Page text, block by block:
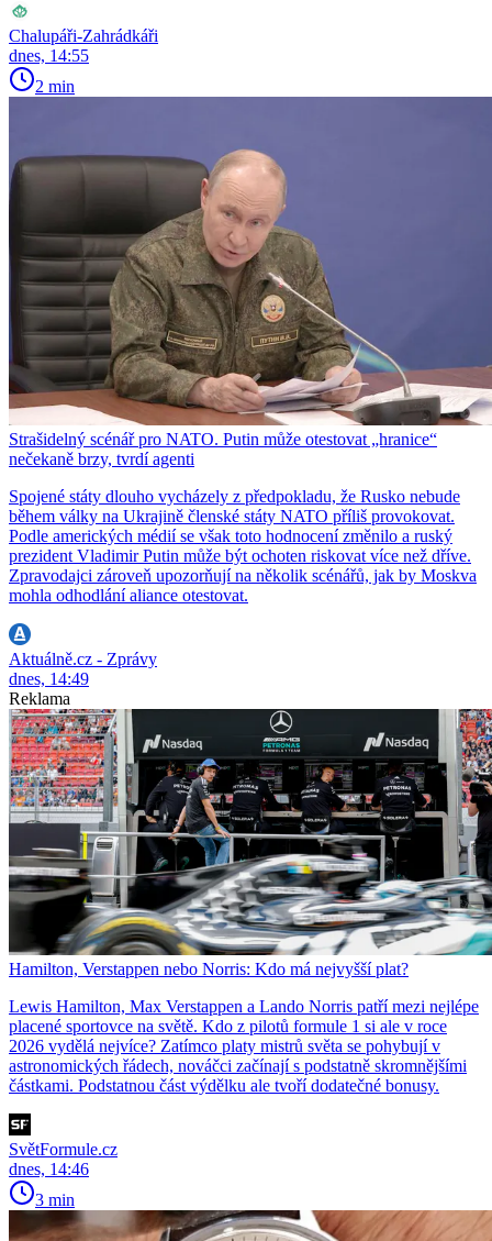
Chalupáři-Zahrádkáři
dnes, 14:55
2 min
Strašidelný scénář pro NATO. Putin může otestovat „hranice“
nečekaně brzy, tvrdí agenti
Spojené státy dlouho vycházely z předpokladu, že Rusko nebude
během války na Ukrajině členské státy NATO příliš provokovat.
Podle amerických médií se však toto hodnocení změnilo a ruský
prezident Vladimir Putin může být ochoten riskovat více než dříve.
Zpravodajci zároveň upozorňují na několik scénářů, jak by Moskva
mohla odhodlání aliance otestovat.
Aktuálně.cz - Zprávy
dnes, 14:49
Reklama
Hamilton, Verstappen nebo Norris: Kdo má nejvyšší plat?
Lewis Hamilton, Max Verstappen a Lando Norris patří mezi nejlépe
placené sportovce na světě. Kdo z pilotů formule 1 si ale v roce
2026 vydělá nejvíce? Zatímco platy mistrů světa se pohybují v
astronomických řádech, nováčci začínají s podstatně skromnějšími
částkami. Podstatnou část výdělku ale tvoří dodatečné bonusy.
SvětFormule.cz
dnes, 14:46
3 min